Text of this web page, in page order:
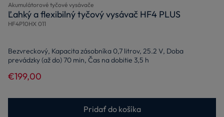
Akumulátorové tyčové vysávače
Ľahký a flexibilný tyčový vysávač HF4 PLUS
HF4P10HX 011
Bezvreckový, Kapacita zásobníka 0,7 litrov, 25.2 V, Doba
prevádzky (až do) 70 min, Čas na dobitie 3,5 h
€199,00
Pridať do košíka